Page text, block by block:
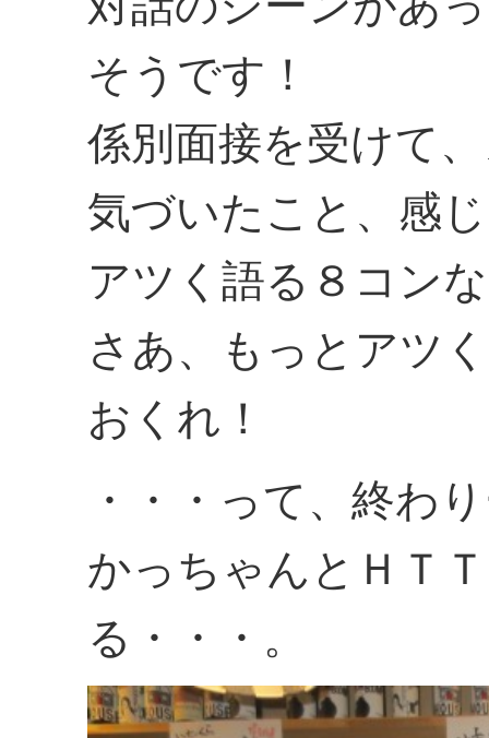
そうです！
係別面接を受けて
気づいたこと、感
アツく語る８コン
さあ、もっとアツ
おくれ！
・・・って、終わ
かっちゃんとＨＴ
る・・・。